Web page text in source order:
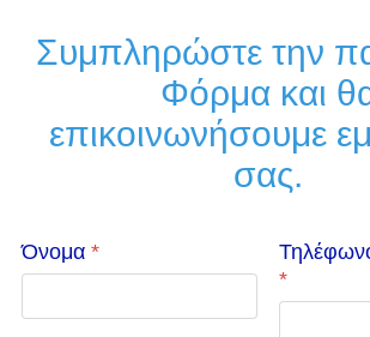
Συμπληρώστε την
Φόρμα και
επικοινωνήσουμε
σας.
Όνομα *
*